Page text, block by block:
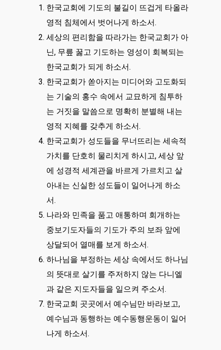
한국교회에 기도의 불길이 뜨겁게 타올라
영적 침체에서 벗어나게 하소서.
세상의 편리함을 따라가는 한국교회가 아
닌, 무릎 꿇고 기도하는 영성이 회복되는
한국교회가 되게 하소서.
한국교회가 쏟아지는 미디어와 고도화되
는 기술의 홍수 속에서 교묘하게 침투하
는 거짓을 말씀으로 명확히 분별해 내는
영적 지혜를 갖추게 하소서.
한국교회가 성도들을 무너뜨리는 세속적
가치를 단호히 물리치게 하시고, 세상 앞
에 성경적 세계관을 바르게 가르치고 살
아내는 신실한 성도들이 일어나게 하소
서.
나라와 민족을 품고 애통하며 회개하는
중보기도자들의 기도가 주의 보좌 앞에
상달되어 열매를 보게 하소서.
하나님을 부정하는 세상 속에서도 하나님
의 뜻대로 살기를 주저하지 않는 다니엘
과 같은 지도자들을 일으켜 주소서.
한국교회 곳곳에서 예수님만 바라보고,
예수님과 동행하는 예수동행운동이 일어
나게 하소서.